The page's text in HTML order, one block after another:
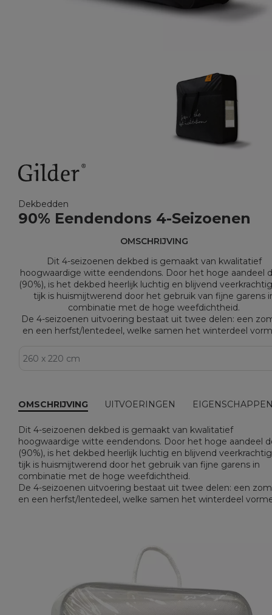
Dekbedden
90% Eendendons 4-Seizoenen
OMSCHRIJVING
Dit 4-seizoenen dekbed is gemaakt van kwalitatief
hoogwaardige witte eendendons. Door het hoge aandeel
(90%), is het dekbed heerlijk luchtig en blijvend
tijk is huismijtwerend door het gebruik van fijne garens
combinatie met de hoge weefdichtheid.
De 4-seizoenen uitvoering bestaat uit twee delen: een
en een herfst/lentedeel, welke samen het winterdeel
OMSCHRIJVING UITVOERINGEN
Dit 4-seizoenen dekbed is gemaakt van kwalitatief
hoogwaardige witte eendendons. Door het hoge aandeel
(90%), is het dekbed heerlijk luchtig en blijvend
tijk is huismijtwerend door het gebruik van fijne garens in
combinatie met de hoge weefdichtheid.
De 4-seizoenen uitvoering bestaat uit twee delen: een
en een herfst/lentedeel, welke samen het winterdeel